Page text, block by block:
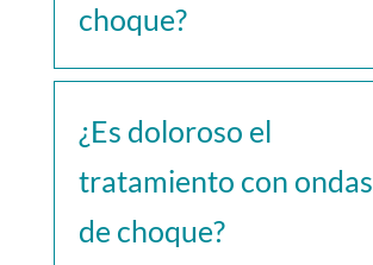
choque?
¿Es doloroso el
tratamiento con ondas
de choque?